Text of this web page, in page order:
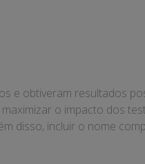
e obtiveram resultados
o impacto dos
disso, incluir o nome